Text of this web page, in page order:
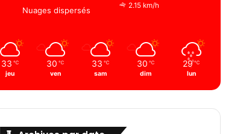
Nuages ​​dispersés
2.15 km/h
33 ℃
jeu
30 ℃
ven
33 ℃
sam
30 ℃
dim
29 ℃
lun